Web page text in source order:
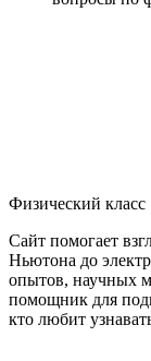
Физический класс
Сайт помогает
Ньютона до
опытов, научных
помощник для
кто любит